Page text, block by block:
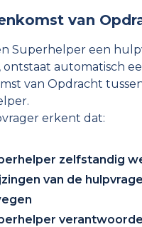
van
Superhelper een
automatisch
van Opdracht
erkent dat:
zelfstandig
van de